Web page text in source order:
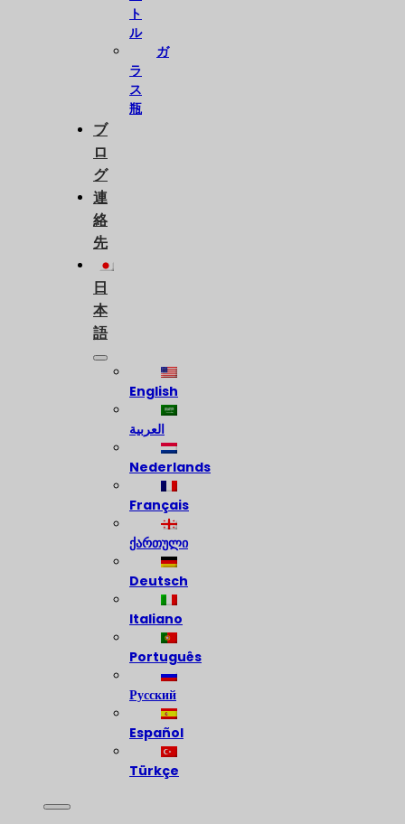
ト
ル
ガ
ラ
ス
瓶
ブ
ロ
グ
連
絡
先
日
本
語
English
العربية
Nederlands
Français
ქართული
Deutsch
Italiano
Português
Русский
Español
Türkçe